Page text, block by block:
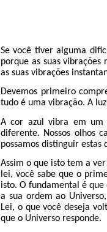
Se você tiver alguma
porque as suas
as suas vibrações
Devemos primeiro
tudo é uma vibração. A
A cor azul vibra em um
diferente. Nossos olhos
possamos distinguir estas
Assim o que isto tem a
lei, você sabe que o
isto. O fundamental é que
a sua ordem ao
Lei, o que você deseja
que o Universo responde.